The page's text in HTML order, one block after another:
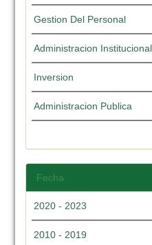
Gestion Del Personal
Administracion Institucional
Inversion
Administracion Publica
Fecha
2020 - 2023
2010 - 2019